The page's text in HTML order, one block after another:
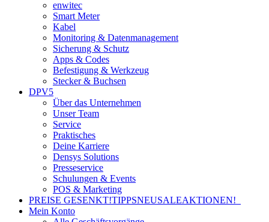
enwitec
Smart Meter
Kabel
Monitoring & Datenmanagement
Sicherung & Schutz
Apps & Codes
Befestigung & Werkzeug
Stecker & Buchsen
DPV5
Über das Unternehmen
Unser Team
Service
Praktisches
Deine Karriere
Densys Solutions
Presseservice
Schulungen & Events
POS & Marketing
PREISE GESENKT!TIPPSNEUSALEAKTIONEN!
Mein Konto